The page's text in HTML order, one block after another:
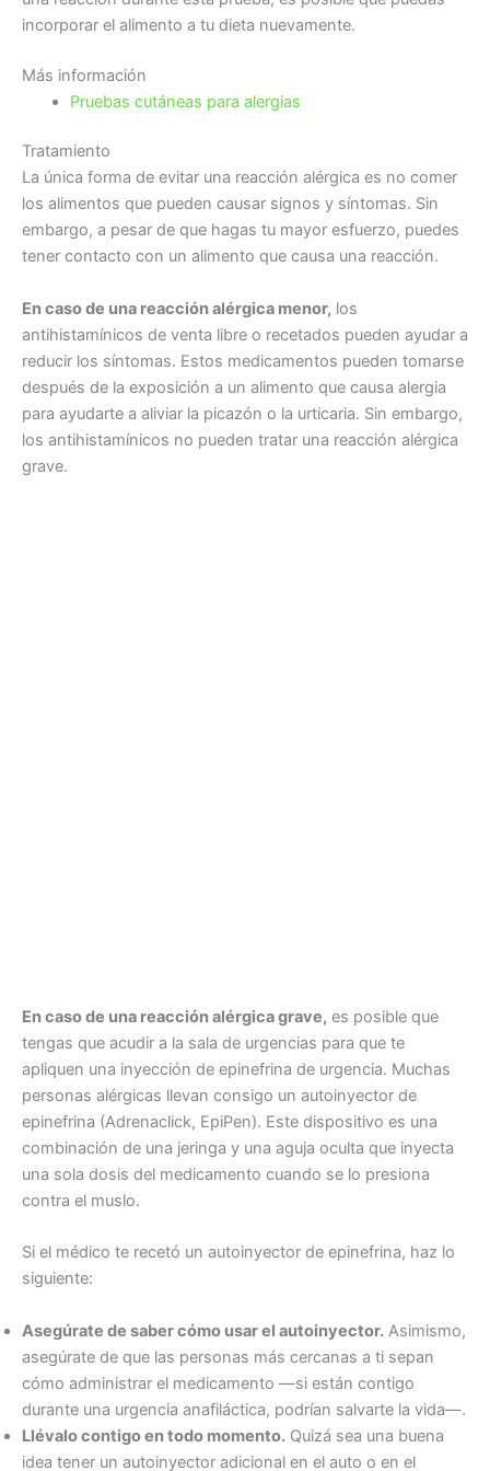
incorporar el alimento a tu dieta nuevamente.
Más información
Pruebas cutáneas para alergias
Tratamiento
La única forma de evitar una reacción alérgica es no comer
los alimentos que pueden causar signos y síntomas. Sin
embargo, a pesar de que hagas tu mayor esfuerzo, puedes
tener contacto con un alimento que causa una reacción.
En caso de una reacción alérgica menor, los
antihistamínicos de venta libre o recetados pueden ayudar a
reducir los síntomas. Estos medicamentos pueden tomarse
después de la exposición a un alimento que causa alergia
para ayudarte a aliviar la picazón o la urticaria. Sin embargo,
los antihistamínicos no pueden tratar una reacción alérgica
grave.
En caso de una reacción alérgica grave, es posible que
tengas que acudir a la sala de urgencias para que te
apliquen una inyección de epinefrina de urgencia. Muchas
personas alérgicas llevan consigo un autoinyector de
epinefrina (Adrenaclick, EpiPen). Este dispositivo es una
combinación de una jeringa y una aguja oculta que inyecta
una sola dosis del medicamento cuando se lo presiona
contra el muslo.
Si el médico te recetó un autoinyector de epinefrina, haz lo
siguiente:
Asegúrate de saber cómo usar el autoinyector. Asimismo,
asegúrate de que las personas más cercanas a ti sepan
cómo administrar el medicamento —si están contigo
durante una urgencia anafiláctica, podrían salvarte la vida—.
Llévalo contigo en todo momento. Quizá sea una buena
idea tener un autoinyector adicional en el auto o en el